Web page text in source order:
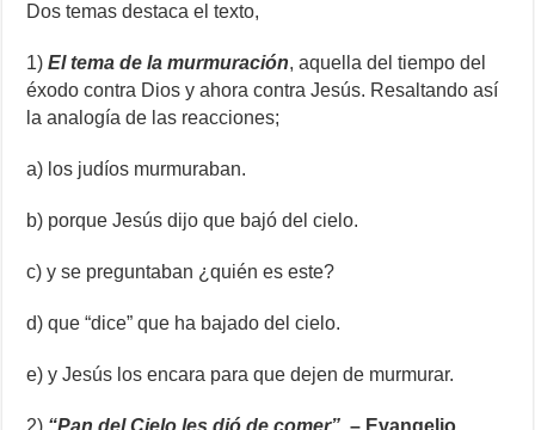
Dos temas destaca el texto,
1)El tema de la murmuración, aquella del tiempo del
éxodo contra Dios y ahora contra Jesús. Resaltando así
la analogía de las reacciones;
a) los judíos murmuraban.
b) porque Jesús dijo que bajó del cielo.
c) y se preguntaban ¿quién es este?
d) que “dice” que ha bajado del cielo.
e) y Jesús los encara para que dejen de murmurar.